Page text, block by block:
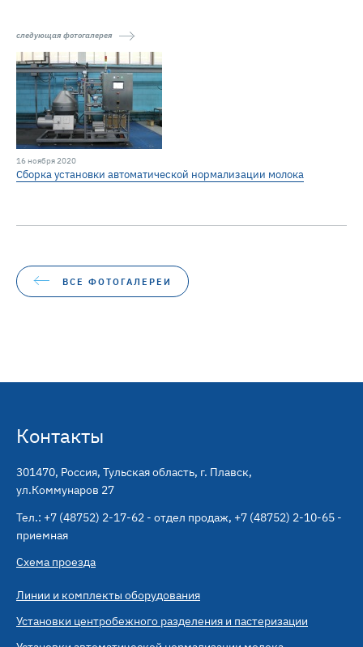
следующая фотогалерея
16 ноября 2020
Сборка установки автоматической нормализации молока
ВСЕ ФОТОГАЛЕРЕИ
Контакты
301470, Россия, Тульская область, г. Плавск,
ул.Коммунаров 27
Тел.: +7 (48752) 2-17-62 - отдел продаж, +7 (48752) 2-10-65 -
приемная
Схема проезда
Линии и комплекты оборудования
Установки центробежного разделения и пастеризации